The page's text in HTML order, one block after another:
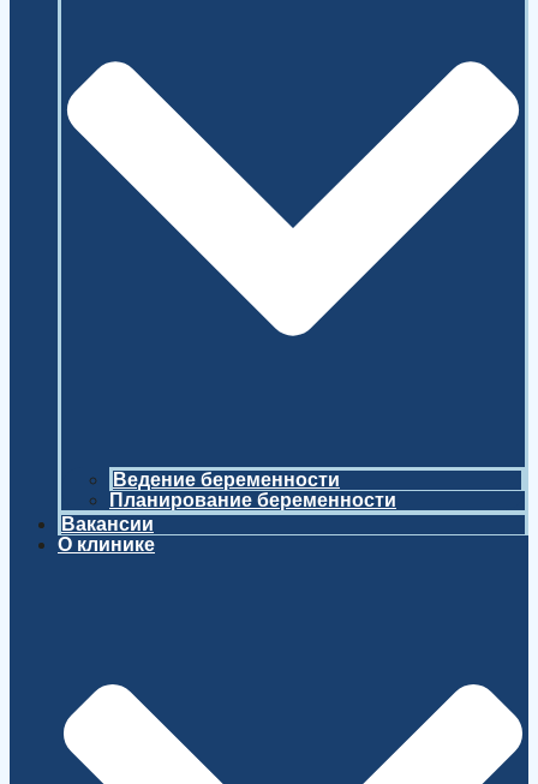
Ведение беременности
Планирование беременности
Вакансии
О клинике